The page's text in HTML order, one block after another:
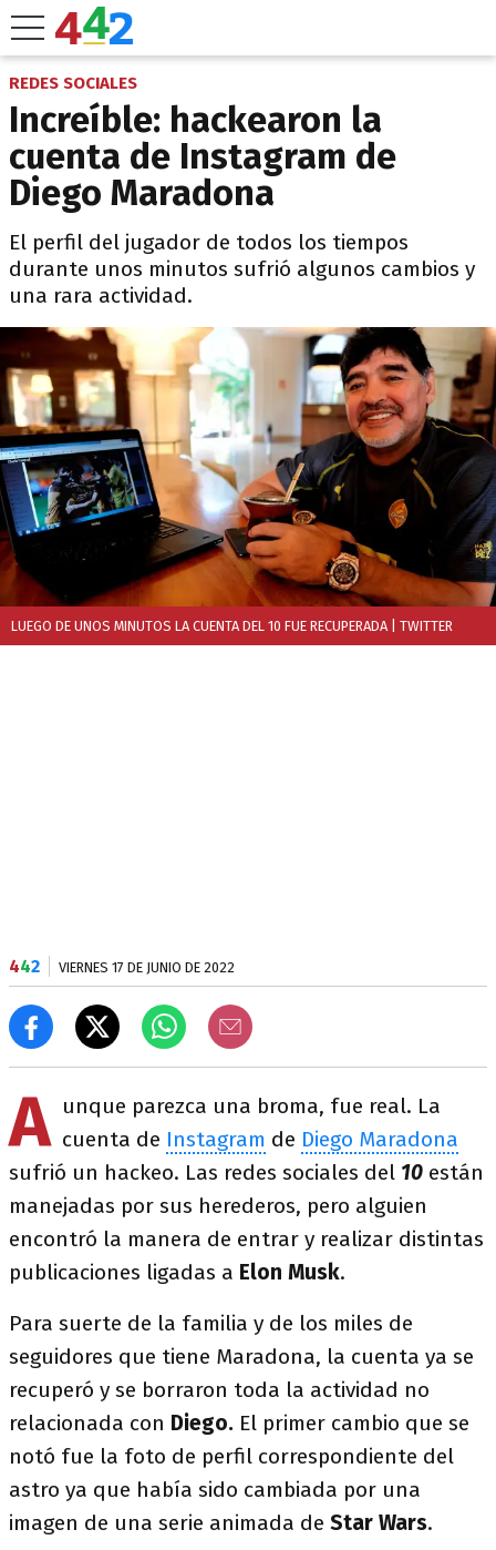
REDES SOCIALES
Increíble: hackearon la
cuenta de Instagram de
Diego Maradona
El perfil del jugador de todos los tiempos
durante unos minutos sufrió algunos cambios y
una rara actividad.
LUEGO DE UNOS MINUTOS LA CUENTA DEL 10 FUE RECUPERADA | TWITTER
442 VIERNES 17 DE JUNIO DE 2022
A unque parezca una broma, fue real. La
cuenta de Instagram de Diego Maradona
sufrió un hackeo. Las redes sociales del 10 están
manejadas por sus herederos, pero alguien
encontró la manera de entrar y realizar distintas
publicaciones ligadas a Elon Musk.
Para suerte de la familia y de los miles de
seguidores que tiene Maradona, la cuenta ya se
recuperó y se borraron toda la actividad no
relacionada con Diego. El primer cambio que se
notó fue la foto de perfil correspondiente del
astro ya que había sido cambiada por una
imagen de una serie animada de Star Wars.